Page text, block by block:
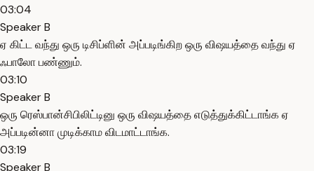
03:04
Speaker B
ஏ கிட்ட வந்து ஒரு டிசிப்ளின் அப்படிங்கிற ஒரு விஷயத்தை வந்து ஏ
ஃபாலோ பண்ணும்.
03:10
Speaker B
ஒரு ரெஸ்பான்சிபிலிட்டினு ஒரு விஷயத்தை எடுத்துக்கிட்டாங்க ஏ
அப்படின்னா முடிக்காம விடமாட்டாங்க.
03:19
Speaker B